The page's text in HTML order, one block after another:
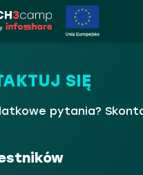
SIĘ
pytania?